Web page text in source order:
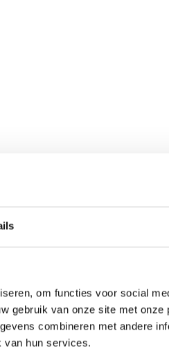
om functies voor social
gebruik van onze site met onze
combineren met andere
van hun services.